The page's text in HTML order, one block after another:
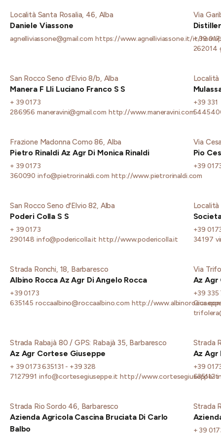
Località Santa Rosalia, 46, Alba
Daniele Viassone
agnelliviassone@gmail.com https://www.agnelliviassone.it/it/
Via
+ 39
262014
San Rocco Seno d'Elvio 8/b, Alba
Manera F Lli Luciano Franco S S
+ 39 0173
286956 maneravini@gmail.com http://www.maneravini.com
Località
+39 331
Frazione Madonna Como 86, Alba
Pietro Rinaldi Az Agr Di Monica Rinaldi
+ 39 0173
360090 info@pietrorinaldi.com http://www.pietrorinaldi.com
Via
Pio
+39
San Rocco Seno d'Elvio 82, Alba
Poderi Colla S S
+ 39 0173
290148 info@podericolla.it http://www.podericolla.it
Località
+39
34197
Strada Ronchi, 18, Barbaresco
Albino Rocca Az Agr Di Angelo Rocca
+39 0173
635145 roccaalbino@roccaalbino.com http://
Via
Az Agr
+39 335
Strada Rabajà 80 / GPS: Rabajà 35, Barbaresco
Az Agr Cortese Giuseppe
+ 39 0173 635131 - +39 328
7127991 info@cortesegiuseppe.it http://www.cortesegiuseppe.it
Strada
Az Agr
+39
635112
Strada Rio Sordo 46, Barbaresco
Azienda Agricola Cascina Bruciata Di Carlo
Balbo
Strada
+ 39